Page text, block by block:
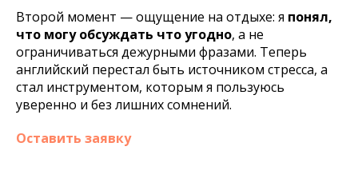
Второй момент — ощущение на отдыхе: я понял,
что могу обсуждать что угодно, а не
ограничиваться дежурными фразами. Теперь
английский перестал быть источником стресса, а
стал инструментом, которым я пользуюсь
уверенно и без лишних сомнений.
Оставить заявку